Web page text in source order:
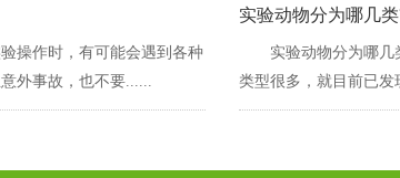
作时，有可能会遇到各种
外事故，也不要......
实验动物分为哪几
实验动物分为哪几
类型很多，就目前已